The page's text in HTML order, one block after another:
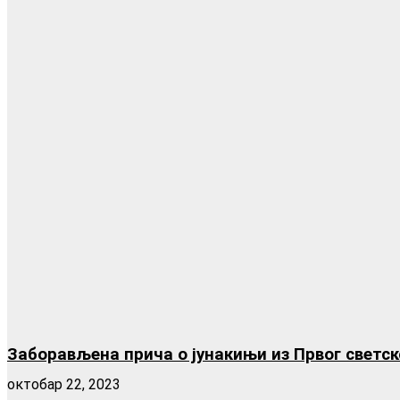
Заборављена прича о јунакињи из Првог
октобар 22, 2023